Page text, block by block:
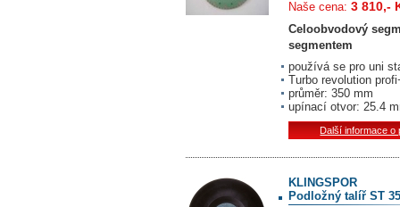
Naše cena: 3 810,-
Celoobvodový
segmentem
používá se pro uni
Turbo revolution
průměr: 350 mm
upínací otvor: 25.4
Další informace o
KLINGSPOR
Podložný talíř ST